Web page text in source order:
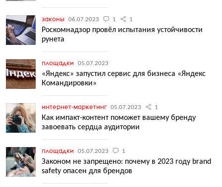
законы 06.07.2023 1 1
Роскомнадзор провёл испытания устойчивости
рунета
площадки 05.07.2023
«Яндекс» запустил сервис для бизнеса «Яндекс
Командировки»
интернет-маркетинг 05.07.2023 1
Как импакт-контент поможет вашему бренду
завоевать сердца аудитории
площадки 05.07.2023 1
Законом не запрещено: почему в 2023 году brand
safety опасен для брендов